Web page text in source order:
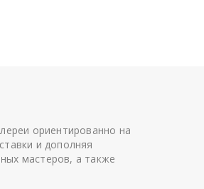
ориентированно на
и дополняя
мастеров, а также